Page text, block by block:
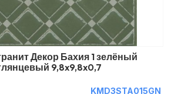
Декор Бахия 1 зелёный
9,8x9,8x0,7
KMD3STA015GN